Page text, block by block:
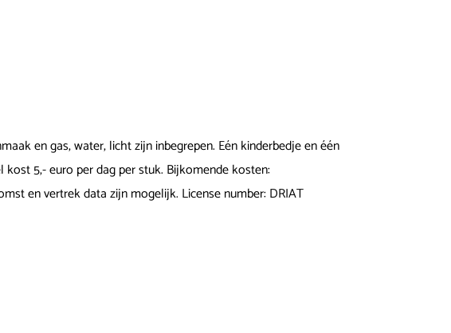
en gas, water, licht zijn inbegrepen. Eén kinderbedje en één
5,- euro per dag per stuk. Bijkomende kosten:
en vertrek data zijn mogelijk. License number: DRIAT